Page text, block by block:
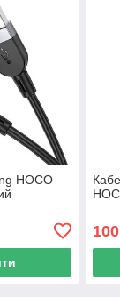
HOCO
100